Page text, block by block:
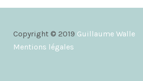
Copyright © 2019 Guillaume Walle
Mentions légales